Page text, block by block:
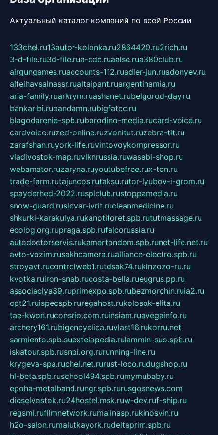
Актуальный каталог компаний по всей России
133chel.ru13autor-kolonka.ru2864420.ru2rich.ru
3-d-file.ru3d-file.rua-cdc.ruaalse.rua380club.ru
airgungames.ruaccounts-112.ruadler-jun.ruadonyev.ru
alfeihavsalnassr.rualtaipant.ruargentinamia.ru
aria-family.ruarkrym.ruashanet.rubelgorod-day.ru
bankaribi.rubandamn.rubigfatcc.ru
blagodarenie-spb.ruborodino-media.rucard-voice.ru
cardvoice.ruzed-online.ruzvonitut.ruzebra-tlt.ru
zarafshan.ruyork-life.ruvintovoykompressor.ru
vladivostok-map.ruvlknrussia.ruwasabi-shop.ru
webamator.ruzaryna.ruyoutubefree.rux-ton.ru
trade-farm.rutajuncos.rutaksu.rutor-lyubov-i-grom.ru
spayderhed-2022.rusplclub.rustoppamedia.ru
snow-guard.ruslovar-ivrit.rucleanmedicine.ru
shkurki-karakulya.rukanotiforet.spb.rututmassage.ru
ecolog.org.rupraga.spb.rufalcorussia.ru
autodoctorservis.rukamertondom.spb.runet-life.net.ru
avto-vozim.rusakhcamera.rualliance-electro.spb.ru
stroyavt.rucontrolweb1.rutdsak74.rukinzozo-ru.ru
kvotka.ruiron-snab.rucosta-bella.rueugrus.pp.ru
associaciya39.ruprimexpo.spb.rubezmorchin.ruia2.ru
cpt21.ruispecspb.ruregahost.rukolosok-elita.ru
tae-kwon.ruconsrio.com.ruinsiam.ruavegainfo.ru
archery161.rubigencyclica.ruvlast16.rukorru.net
sarmiento.spb.suextelopedia.rulammin-suo.spb.ru
iskatour.spb.rusnpi.org.rurunning-line.ru
krygeva-spa.ruchel.net.rurust-loco.rudugshop.ru
hl-beta.spb.ruschool494.spb.rumymubaby.ru
epoha-metalband.rungr.spb.rurusgosnews.com
dieselvostok.ru24hostel.msk.ruw-dev.ruf-ship.ru
regsmi.rufilmnetwork.rumalinasp.rukinosvin.ru
h2o-salon.rumalutkayork.rudeltaprim.spb.ru